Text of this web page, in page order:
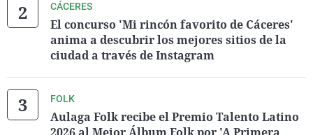
CÁCERES
El concurso 'Mi rincón favorito de Cáceres'
anima a descubrir los mejores sitios de la
ciudad a través de Instagram
FOLK
Aulaga Folk recibe el Premio Talento Latino